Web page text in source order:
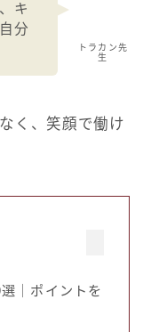
トラカン先
生
キ
分
く、笑顔で働け
｜ポイントを